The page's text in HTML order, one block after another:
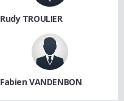
Rudy TROULIER
Fabien VANDENBON